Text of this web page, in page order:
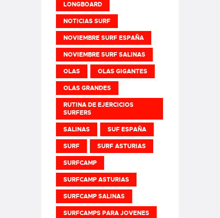
LONGBOARD
NOTICIAS SURF
NOVIEMBRE SURF ESPAÑA
NOVIEMBRE SURF SALINAS
OLAS OLAS GIGANTES
OLAS GRANDES
RUTINA DE EJERCICIOS
SURFERS
SALINAS SUF ESPAÑA
SURF SURF ASTURIAS
SURFCAMP
SURFCAMP ASTURIAS
SURFCAMP SALINAS
SURFCAMPS PARA JOVENES